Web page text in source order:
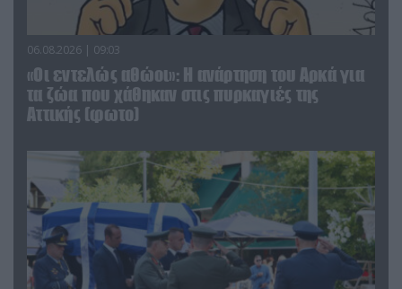
06.08.2026 | 09:03
«Οι εντελώς αθώοι»: Η ανάρτηση του Αρκά για
τα ζώα που χάθηκαν στις πυρκαγιές της
Αττικής (φωτο)